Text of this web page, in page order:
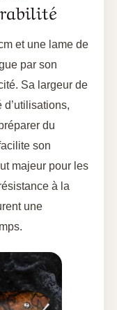
et une lame de
par son
Sa largeur de
d’utilisations,
du
son
majeur pour les
à la
une